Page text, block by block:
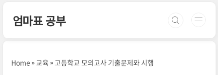
엄마표 공부
Home 교육 고등학교 모의고사 기출문제와 시행